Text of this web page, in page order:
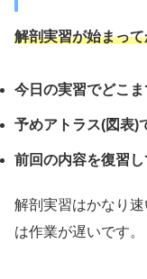
解剖実習が始まっ
今日の実習でどこま
予めアトラス(図表)
前回の内容を復習し
解剖実習はかなり
は作業が遅いです。